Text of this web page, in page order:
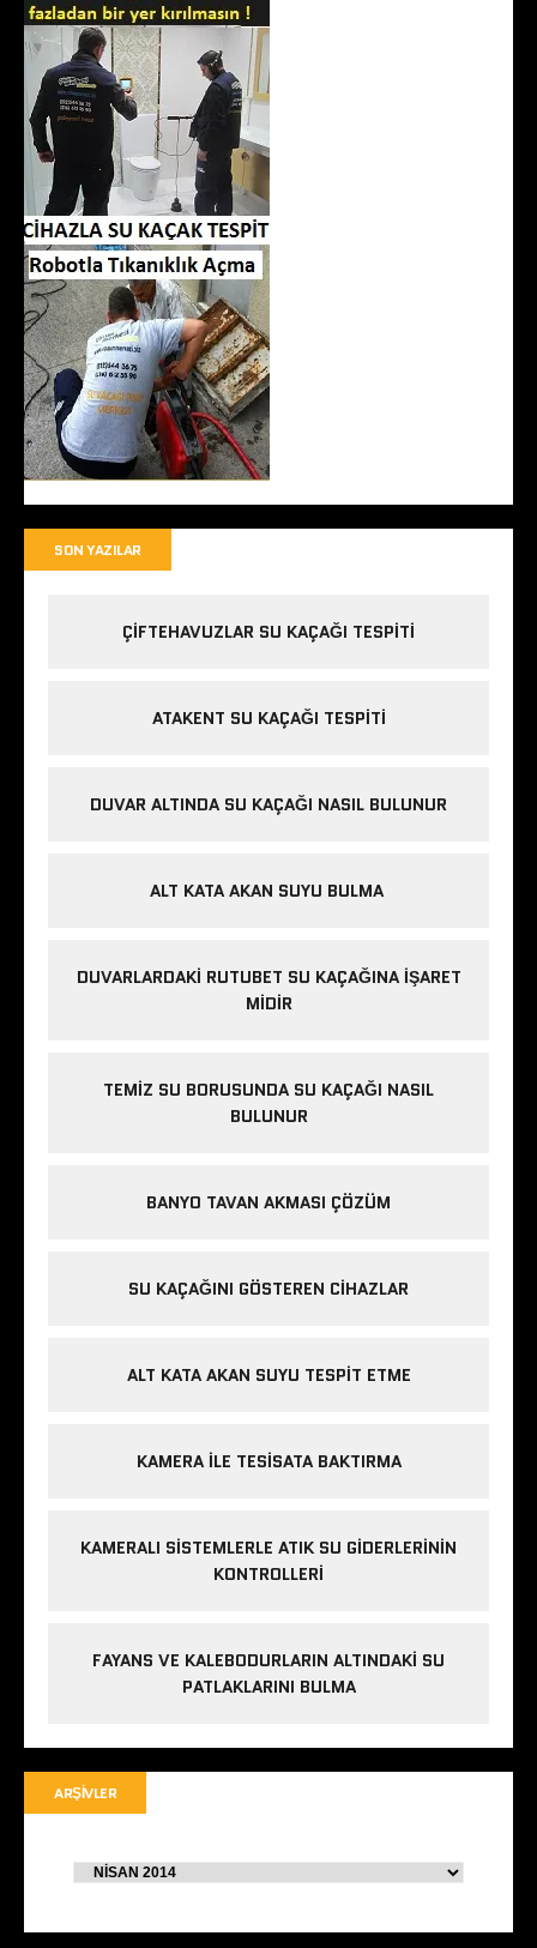
SON YAZILAR
ÇIFTEHAVUZLAR SU KAÇAĞI TESPITI
ATAKENT SU KAÇAĞI TESPITI
DUVAR ALTINDA SU KAÇAĞI NASIL BULUNUR
ALT KATA AKAN SUYU BULMA
DUVARLARDAKI RUTUBET SU KAÇAĞINA İŞARET
MIDIR
TEMIZ SU BORUSUNDA SU KAÇAĞI NASIL
BULUNUR
BANYO TAVAN AKMASI ÇÖZÜM
SU KAÇAĞINI GÖSTEREN CIHAZLAR
ALT KATA AKAN SUYU TESPIT ETME
KAMERA ILE TESISATA BAKTIRMA
KAMERALI SISTEMLERLE ATIK SU GIDERLERININ
KONTROLLERI
FAYANS VE KALEBODURLARIN ALTINDAKI SU
PATLAKLARINI BULMA
ARŞIVLER